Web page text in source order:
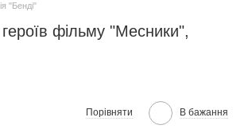
"Бенді"
героїв фільму "Месники",
Порівняти В бажання